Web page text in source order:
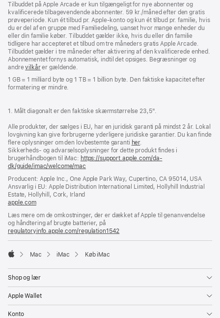
Tilbuddet på Apple Arcade er kun tilgængeligt for nye abonnenter og
kvalificerede tilbagevendende abonnenter. 59 kr./måned efter den gratis
prøveperiode. Kun ét tilbud pr. Apple‑konto og kun ét tilbud pr. familie, hvis
du er del af en gruppe med Familiedeling, uanset hvor mange enheder du
eller din familie køber. Tilbuddet gælder ikke, hvis du eller din familie
tidligere har accepteret et tilbud om tre måneders gratis Apple Arcade.
Tilbuddet gælder i tre måneder efter aktivering af den kvalificerede enhed.
Abonnementet fornys automatisk, indtil det opsiges. Begræsninger og
andrevilkårer gældende.
1 GB = 1 milliard byte og 1 TB = 1 billion byte. Den faktiske kapacitet efter
formatering er mindre.
1. Målt diagonalt er den faktiske skærmstørrelse 23,5".
Alle produkter, der sælges i EU, har en juridisk garanti på mindst 2 år. Lokal
lovgivning kan give forbrugerne yderligere juridiske garantier. Du kan finde
flere oplysninger om den lovbestemte garanti her.
Sikkerheds- og advarselsoplysninger for dette produkt findes i
brugerhåndbogen til iMac: https://support.apple.com/da-
dk/guide/imac/welcome/mac
et
nyt
Producent: Apple Inc., One Apple Park Way, Cupertino, CA 95014, USA
Ansvarlig i EU: Apple Distribution International Limited, Hollyhill Industrial
Estate, Hollyhill, Cork, Irland
apple.com(åbner
et
nyt
vindue)
Læs mere om de omkostninger, der er dækket af Apple til genanvendelse
og håndtering af brugte batterier, på
regulatoryinfo.apple.com/regulation1542
Mac iMac Køb iMac
Shop og lær
Apple Wallet
Konto